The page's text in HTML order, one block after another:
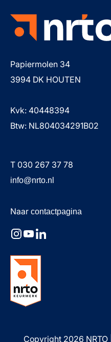
Papiermolen 34
3994 DK HOUTEN
Kvk: 40448394
Btw: NL804034291B02
T 030 267 37 78
info@nrto.nl
Naar contactpagina
Copyright 2026 NRTO